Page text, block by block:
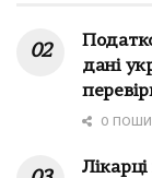
дані
0